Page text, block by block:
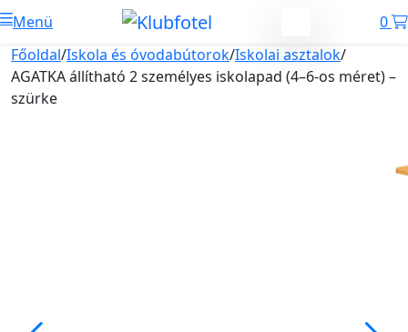
Menü
0
Főoldal/Iskola és óvodabútorok/Iskolai asztalok/
AGATKA állítható 2 személyes iskolapad (4–6-os méret) –
szürke